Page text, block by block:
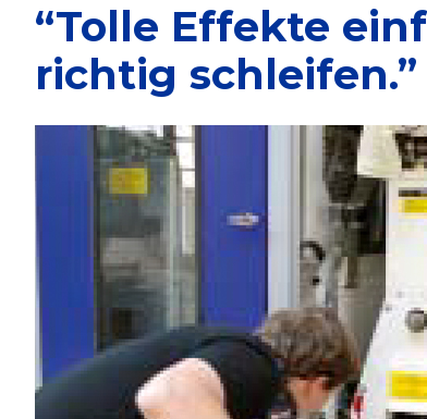
“Tolle Effekte
richtig schleifen.”